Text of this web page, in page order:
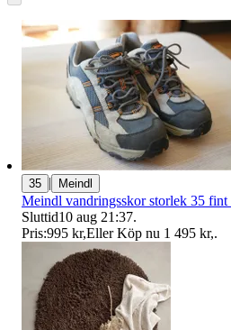
35 | Meindl
Meindl vandringsskor storlek 35 fint
Sluttid10 aug 21:37.
Pris:995 kr,Eller Köp nu 1 495 kr,.